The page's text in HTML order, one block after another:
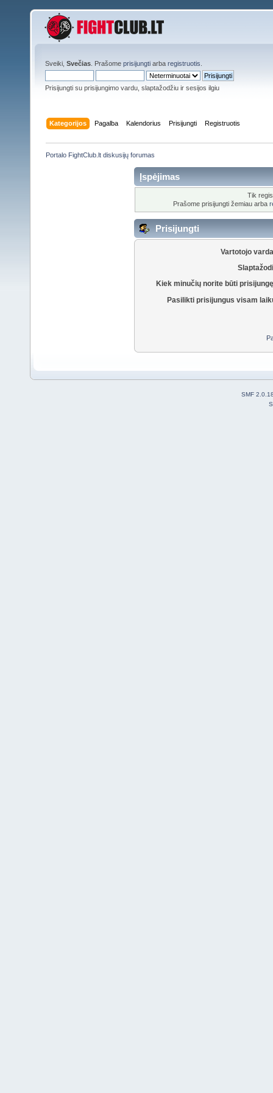
Sveiki, Svečias . Prašome prisijungti arba registruotis
Prisijungti su prisijungimo vardu, slaptažodžiu ir sesijos ilgiu
Kategorijos Pagalba Kalendorius Prisijungti Registruotis
Portalo FightClub.lt diskusijų forumas
Įspėjimas
Tik
Prašome prisijungti žemiau arba
Prisijungti
Vartotojo
Kiek minučių norite būti
Pasilikti prisijungus visam
SMF